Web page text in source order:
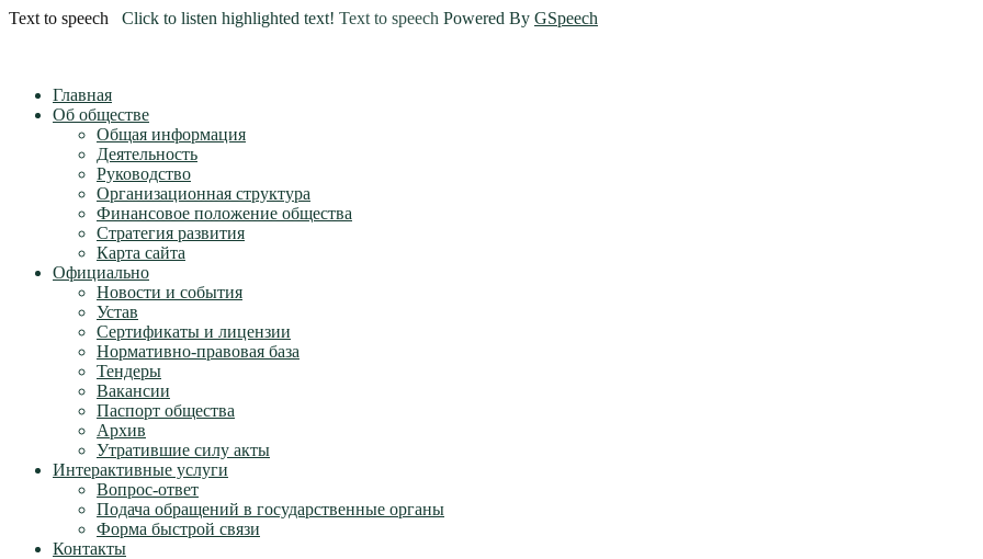
Text to speech Click to listen highlighted text! Text to speech Powered By GSpeech
Главная
Об обществе
Общая информация
Деятельность
Руководство
Организационная структура
Финансовое положение общества
Стратегия развития
Карта сайта
Официально
Новости и события
Устав
Сертификаты и лицензии
Нормативно-правовая база
Тендеры
Вакансии
Паспорт общества
Архив
Утратившие силу акты
Интерактивные услуги
Вопрос-ответ
Подача обращений в государственные органы
Форма быстрой связи
Контакты